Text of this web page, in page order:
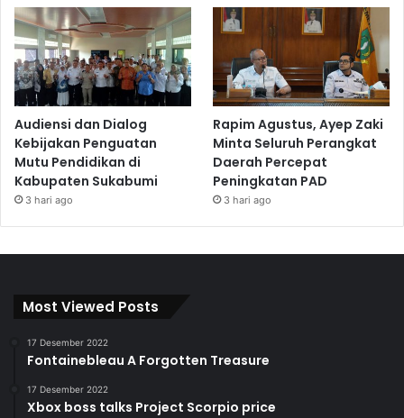
Audiensi dan Dialog
Kebijakan Penguatan
Mutu Pendidikan di
Kabupaten Sukabumi
3 hari ago
Rapim Agustus, Ayep Zaki
Minta Seluruh Perangkat
Daerah Percepat
Peningkatan PAD
3 hari ago
Most Viewed Posts
17 Desember 2022
Fontainebleau A Forgotten Treasure
17 Desember 2022
Xbox boss talks Project Scorpio price